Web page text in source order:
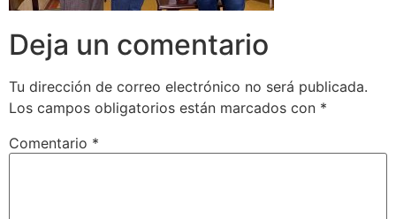
Deja un comentario
Tu dirección de correo electrónico no será publicada.
Los campos obligatorios están marcados con *
Comentario *